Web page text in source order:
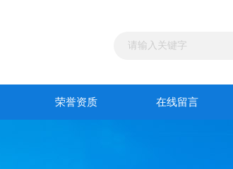
荣誉资质 在线留言